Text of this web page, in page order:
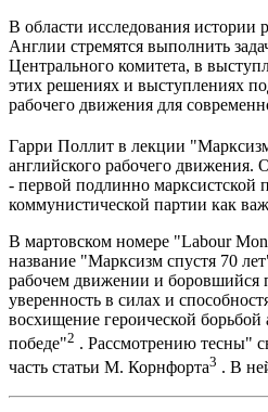
В области исследования истории
Англии стремятся выполнить
Центрального комитета, в
этих решениях и выступлениях
рабочего движения для
Гарри Поллит в лекции
английского рабочего
- первой подлинно марксистской
коммунистической партии как
В мартовском номере "Labour
название "Марксизм спустя 70
рабочем движении и боровшийся
уверенность в силах и
восхищение героической
победе"2 . Рассмотрению тесны"
часть статьи М. Корнфорта3 . В